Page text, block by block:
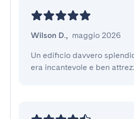
Wilson D., maggio 2026
Un edificio davvero
era incantevole e ben